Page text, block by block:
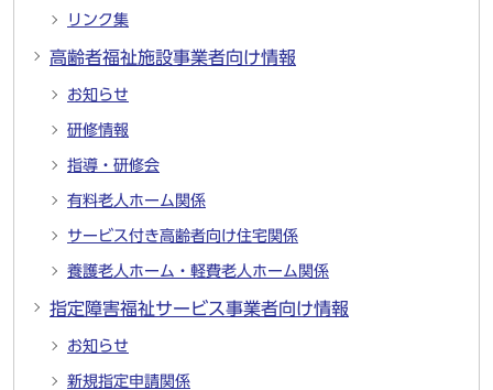
リンク集
高齢者福祉施設事業者向け情報
お知らせ
研修情報
指導・研修会
有料老人ホーム関係
サービス付き高齢者向け住宅関係
養護老人ホーム・軽費老人ホーム関係
指定障害福祉サービス事業者向け情報
お知らせ
新規指定申請関係